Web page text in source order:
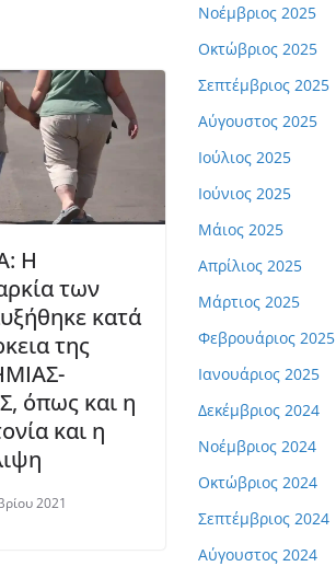
Η
των
κατά
της
όπως και η
και η
2021
Νοέμβριος 2025
Οκτώβριος 2025
Σεπτέμβριος 2025
Αύγουστος 2025
Ιούλιος 2025
Ιούνιος 2025
Μάιος 2025
Απρίλιος 2025
Μάρτιος 2025
Φεβρουάριος 2025
Ιανουάριος 2025
Δεκέμβριος 2024
Νοέμβριος 2024
Οκτώβριος 2024
Σεπτέμβριος 2024
Αύγουστος 2024